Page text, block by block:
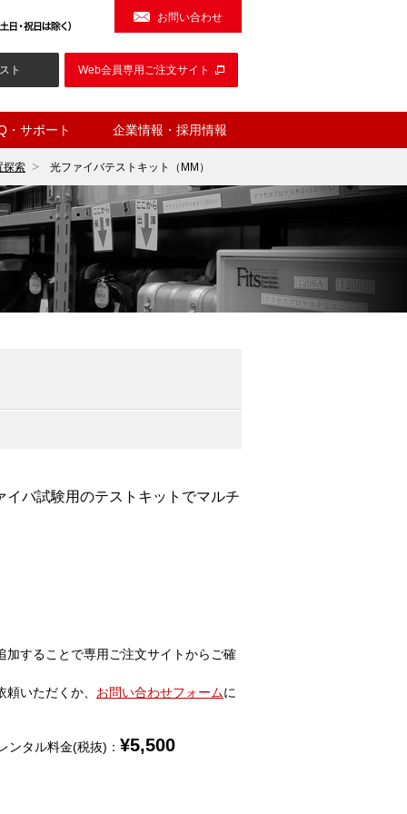
お問い合わせ
ト Web会員専用ご注文サイト
・サポート 企業情報・採用情報
探索 光ファイバテストキット（MM）
バ試験用のテストキットでマルチ
加することで専用ご注文サイトからご確
いただくか、 お問い合わせフォームに
ンタル料金(税抜)： ¥5,500